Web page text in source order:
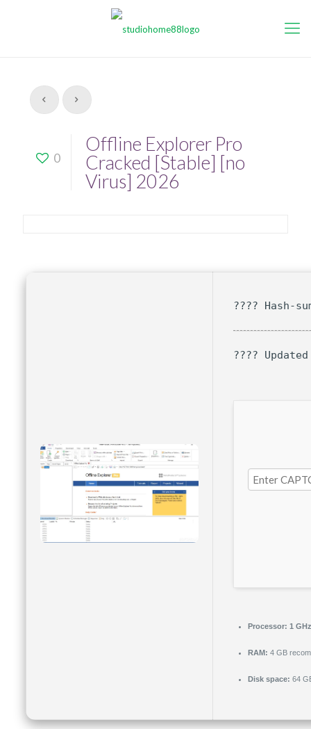
0
Offline Explorer Pro
Cracked [Stable] [no
Virus] 2026
???? Hash-
????
Processor: 1
RAM: 4 GB
Disk space: 64